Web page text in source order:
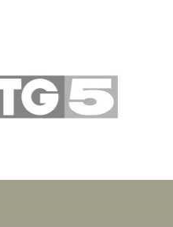
05/10/2019